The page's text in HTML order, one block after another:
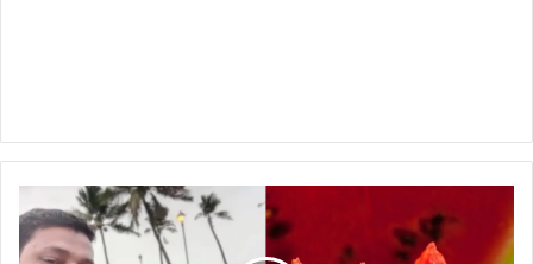
4
integrantes